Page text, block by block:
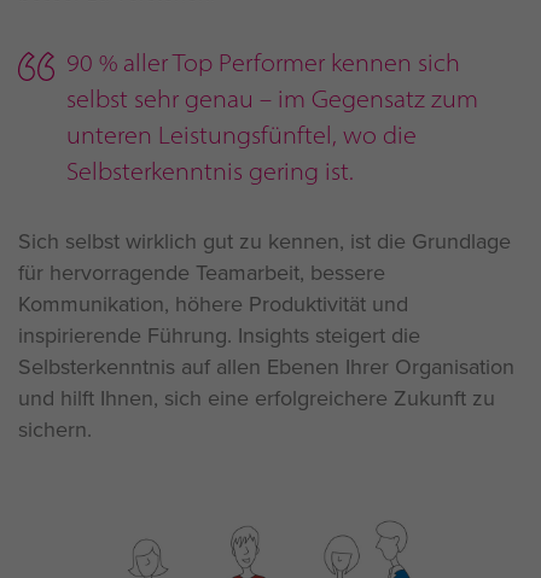
90 % aller Top Performer kennen sich
selbst sehr genau – im Gegensatz zum
unteren Leistungsfünftel, wo die
Selbsterkenntnis gering ist.
Sich selbst wirklich gut zu kennen, ist die Grundlage
für hervorragende Teamarbeit, bessere
Kommunikation, höhere Produktivität und
inspirierende Führung. Insights steigert die
Selbsterkenntnis auf allen Ebenen Ihrer Organisation
und hilft Ihnen, sich eine erfolgreichere Zukunft zu
sichern.